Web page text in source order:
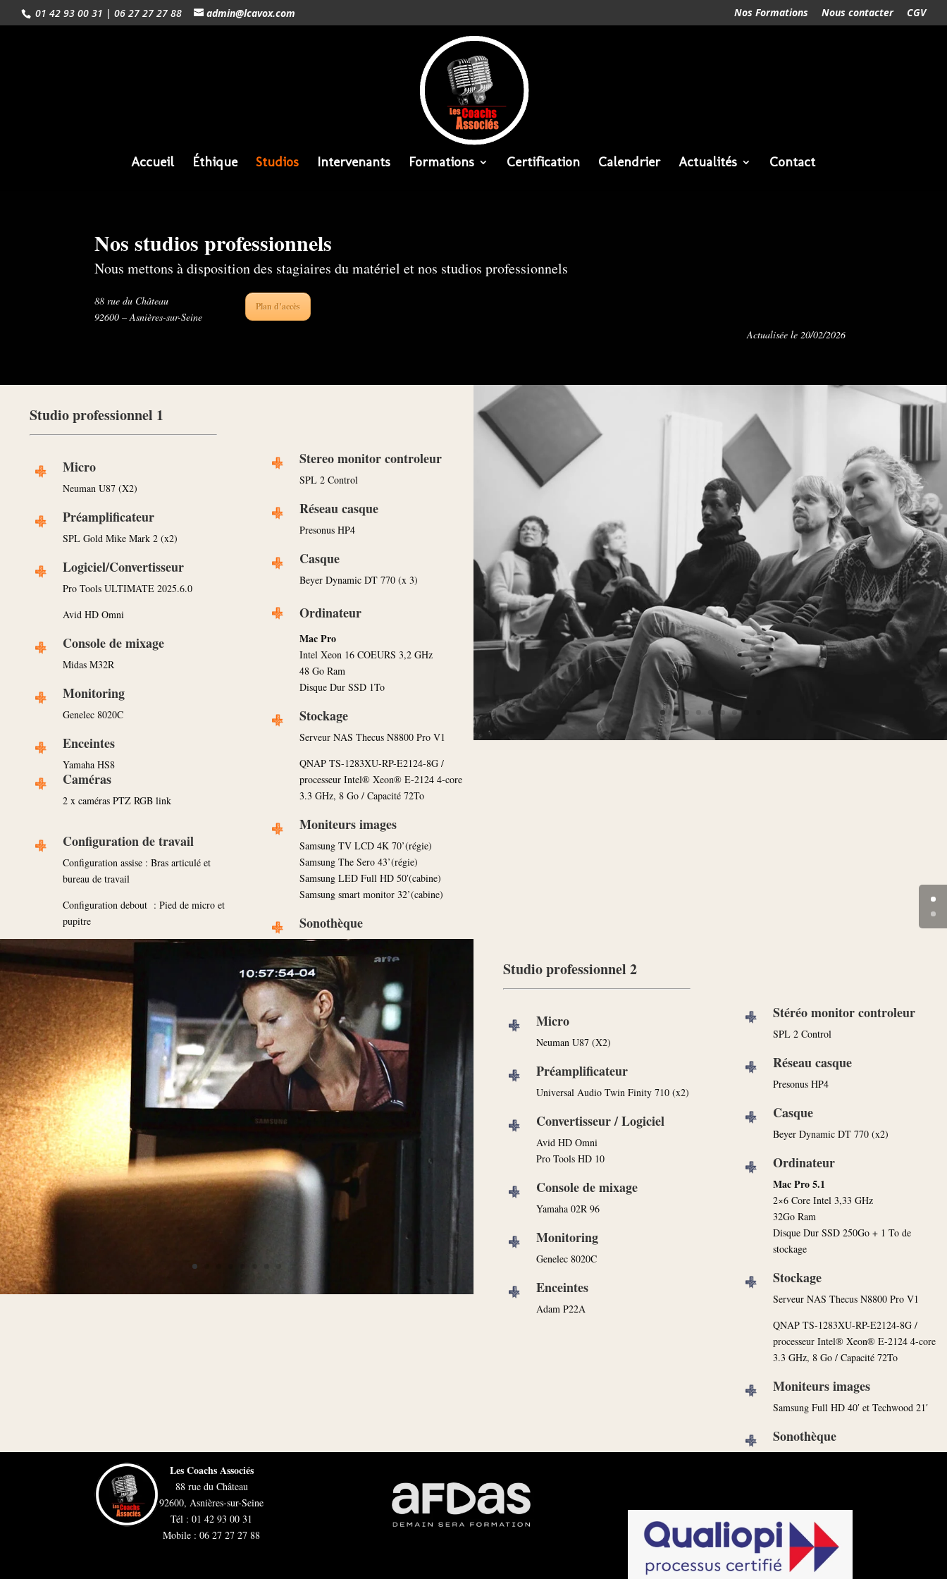
01 42 93 00 31 | 06 27 27 27 88 admin@lcavox.com Nos Formations Nous contacter CGV
Accueil Éthique Studios Intervenants Formations Certification Calendrier Actualités Contact
Nos studios professionnels
Nous mettons à disposition des stagiaires du matériel et nos studios professionnels
88 rue du Château
92600 – Asnières-sur-Seine
Plan d’accès
Actualisée le 20/02/2026
Studio professionnel 1
Micro
Neuman U87 (X2)
Préamplificateur
SPL Gold Mike Mark 2 (x2)
Logiciel/Convertisseur
Pro Tools ULTIMATE 2025.6.0
Avid HD Omni
Console de mixage
Midas M32R
Monitoring
Genelec 8020C
Enceintes
Yamaha HS8
Caméras
2 x caméras PTZ RGB link
Configuration de travail
Configuration assise : Bras articulé et
bureau de travail
Configuration debout : Pied de micro et
pupitre
Stereo monitor controleur
SPL 2 Control
Réseau casque
Presonus HP4
Casque
Beyer Dynamic DT 770 (x 3)
Ordinateur
Mac Pro
Intel Xeon 16 COEURS 3,2 GHz
48 Go Ram
Disque Dur SSD 1To
Stockage
Serveur NAS Thecus N8800 Pro V1
QNAP TS-1283XU-RP-E2124-8G /
processeur Intel® Xeon® E-2124 4-core
3.3 GHz, 8 Go / Capacité 72To
Moniteurs images
Samsung TV LCD 4K 70’(régie)
Samsung The Sero 43’(régie)
Samsung LED Full HD 50′(cabine)
Samsung smart monitor 32’(cabine)
Sonothèque
Studio professionnel 2
Micro
Neuman U87 (X2)
Préamplificateur
Universal Audio Twin Finity 710 (x2)
Convertisseur / Logiciel
Avid HD Omni
Pro Tools HD 10
Console de mixage
Yamaha 02R 96
Monitoring
Genelec 8020C
Enceintes
Adam P22A
Stéréo monitor controleur
SPL 2 Control
Réseau casque
Presonus HP4
Casque
Beyer Dynamic DT 770 (x2)
Ordinateur
Mac Pro 5.1
2×6 Core Intel 3,33 GHz
32Go Ram
Disque Dur SSD 250Go + 1 To de
stockage
Stockage
Serveur NAS Thecus N8800 Pro V1
QNAP TS-1283XU-RP-E2124-8G /
processeur Intel® Xeon® E-2124 4-core
3.3 GHz, 8 Go / Capacité 72To
Moniteurs images
Samsung Full HD 40′ et Techwood 21′
Sonothèque
Les Coachs Associés
88 rue du Château
92600, Asnières-sur-Seine
Tél : 01 42 93 00 31
Mobile : 06 27 27 27 88